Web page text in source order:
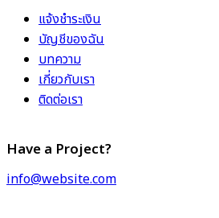
แจ้งชำระเงิน
บัญชีของฉัน
บทความ
เกี่ยวกับเรา
ติดต่อเรา
Have a Project?
info@website.com